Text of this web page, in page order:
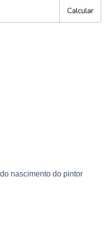
Calcular
nascimento do pintor